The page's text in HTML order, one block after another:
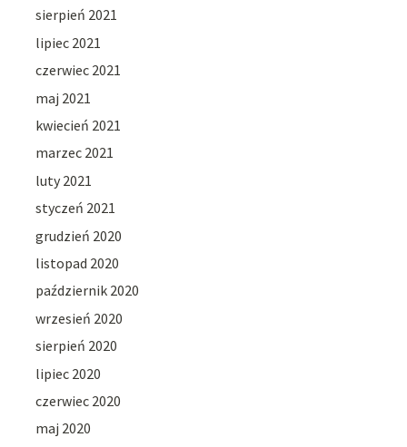
sierpień 2021
lipiec 2021
czerwiec 2021
maj 2021
kwiecień 2021
marzec 2021
luty 2021
styczeń 2021
grudzień 2020
listopad 2020
październik 2020
wrzesień 2020
sierpień 2020
lipiec 2020
czerwiec 2020
maj 2020